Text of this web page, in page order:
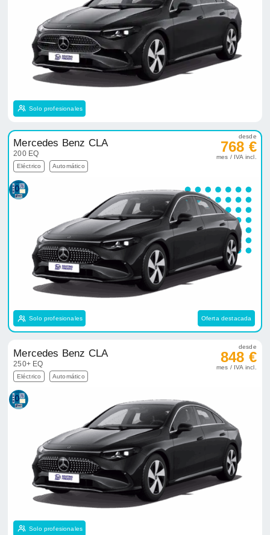
Solo profesionales
Mercedes Benz CLA
200 EQ
Eléctrico Automático
desde
768 €
mes / IVA incl.
Solo profesionales Oferta destacada
Mercedes Benz CLA
250+ EQ
Eléctrico Automático
desde
848 €
mes / IVA incl.
Solo profesionales